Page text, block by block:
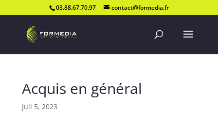
03.88.67.70.97 contact@formedia.fr
Acquis en général
Juil 5, 2023